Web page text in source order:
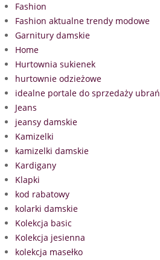
Fashion
Fashion aktualne trendy modowe
Garnitury damskie
Home
Hurtownia sukienek
hurtownie odzieżowe
idealne portale do sprzedaży ubrań
Jeans
jeansy damskie
Kamizelki
kamizelki damskie
Kardigany
Klapki
kod rabatowy
kolarki damskie
Kolekcja basic
Kolekcja jesienna
kolekcja masełko